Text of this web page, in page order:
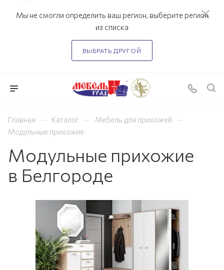
Мы не смогли определить ваш регион, выберите регион
из списка
ВЫБРАТЬ ДРУГОЙ
Главная — Каталог — Мебель для прихожей —
Модульные прихожие
Модульные прихожие
в Белгороде